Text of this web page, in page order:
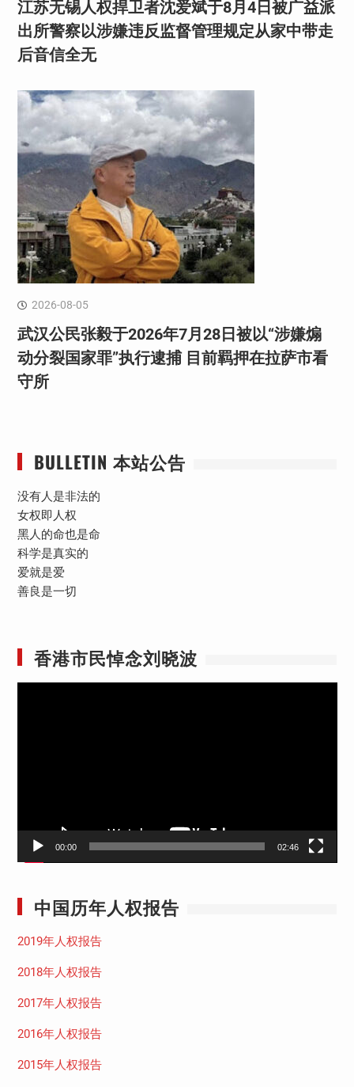
江苏无锡人权捍卫者沈爱斌于8月4日被广益派
出所警察以涉嫌违反监督管理规定从家中带走
后音信全无
2026-08-05
武汉公民张毅于2026年7月28日被以“涉嫌煽
动分裂国家罪”执行逮捕 目前羁押在拉萨市看
守所
BULLETIN 本站公告
没有人是非法的
女权即人权
黑人的命也是命
科学是真实的
爱就是爱
善良是一切
香港市民悼念刘晓波
00:00 02:46
中国历年人权报告
2019年人权报告
2018年人权报告
2017年人权报告
2016年人权报告
2015年人权报告